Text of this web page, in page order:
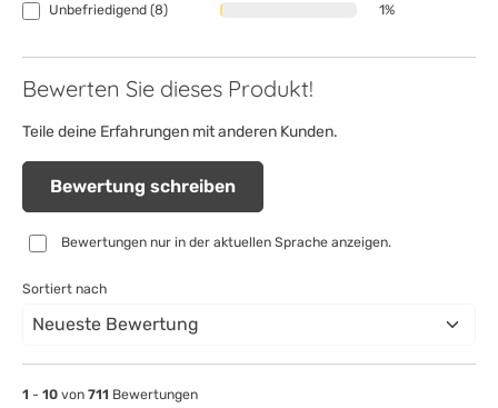
Unbefriedigend (8) 1%
Bewerten Sie dieses Produkt!
Teile deine Erfahrungen mit anderen Kunden.
Bewertung schreiben
Bewertungen nur in der aktuellen Sprache anzeigen.
Sortiert nach
1 - 10 von 711 Bewertungen